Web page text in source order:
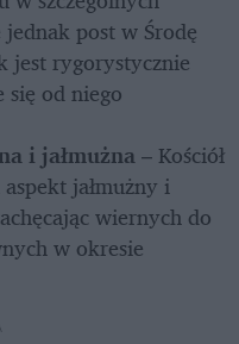
post w Środę
jest rygorystycznie
się od niego
i jałmużna – Kościół
jałmużny i
wiernych do
w okresie